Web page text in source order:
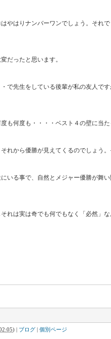
やはりナンバーワンでしょう。それ
だったと思います。
で先生をしている後輩が私の友人で
も何度も・・・・ベスト４の壁に当た
れから優勝が見えてくるのでしょう
いる事で、自然とメジャー優勝が舞い
れは実は奇でも何でもなく「必然」
) | ブログ | 個別ページ